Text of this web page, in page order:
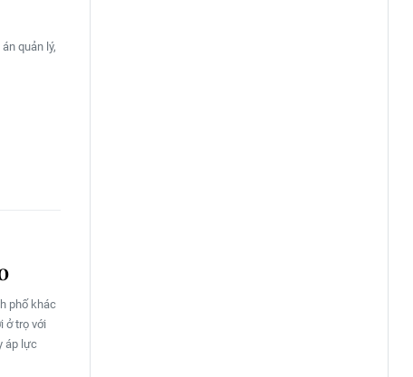
quản lý,
phố khác
ở trọ với
áp lực